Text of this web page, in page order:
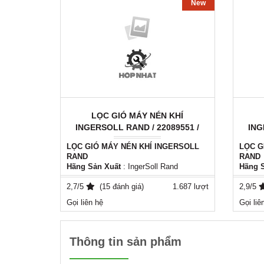
New
LỌC GIÓ MÁY NÉN KHÍ
INGERSOLL RAND / 22089551 /
SA 6064
LỌC GIÓ MÁY NÉN KHÍ INGERSOLL
RAND
Hãng Sản Xuất : IngerSoll Rand
Mã Số :22089551 / SA 6064
Xuất Xứ : Italy - EU
hãng hoặc ( tương đương ) cho các
tế vui lòng liên hệ với chúng tôi.
Mobile : ( 0981556849 )
Zalo : ( 0981556849 )
2,7/5 (15 đánh giá)
1.687 lượt
Gọi liên hệ
LỌC
RAND
Hãng
Mã Số
Xuất
hãng
2,9/5
Gọi
Thông tin sản phẩm